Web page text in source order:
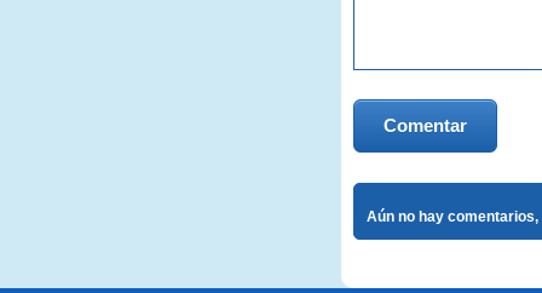
Comentar
Aún no hay comentarios,